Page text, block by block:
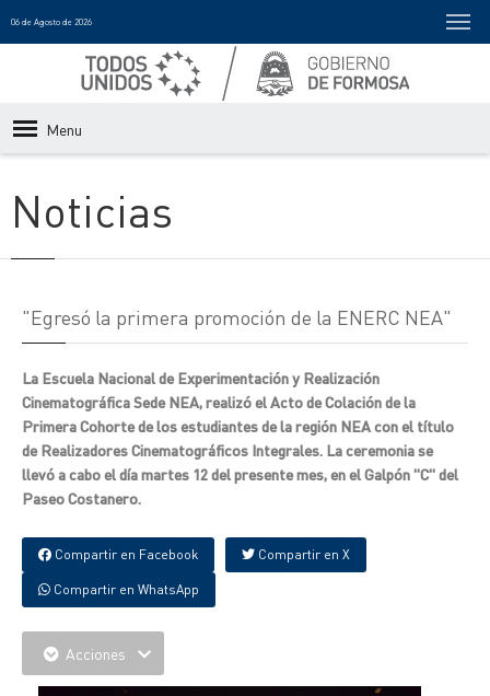
06 de Agosto de 2026
Menu
Noticias
"Egresó la primera promoción de la ENERC NEA"
La Escuela Nacional de Experimentación y Realización
Cinematográfica Sede NEA, realizó el Acto de Colación de la
Primera Cohorte de los estudiantes de la región NEA con el título
de Realizadores Cinematográficos Integrales. La ceremonia se
llevó a cabo el día martes 12 del presente mes, en el Galpón "C" del
Paseo Costanero.
Compartir en Facebook Compartir en X
Compartir en WhatsApp
Acciones